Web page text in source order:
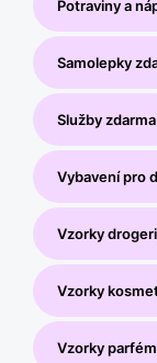
Potraviny a
Samolepky
Služby zdarma
Vybavení pro
Vzorky
Vzorky
Vzorky